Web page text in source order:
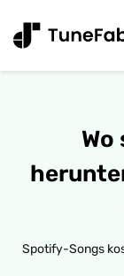
Spotify-Songs